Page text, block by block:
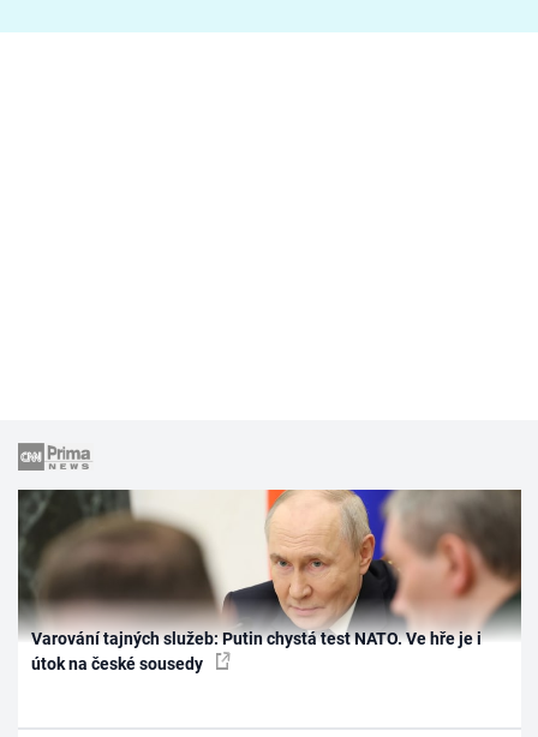
Varování tajných služeb: Putin chystá test NATO. Ve hře je i
útok na české sousedy